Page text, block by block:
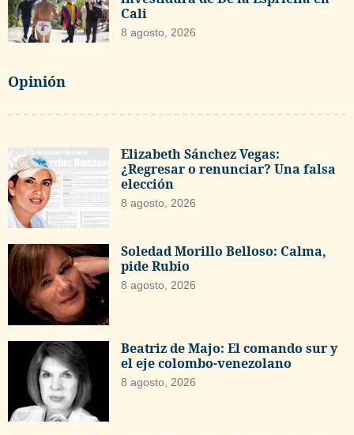
Cali
8 agosto, 2026
Opinión
Elizabeth Sánchez Vegas:
¿Regresar o renunciar? Una falsa
elección
8 agosto, 2026
Soledad Morillo Belloso: Calma,
pide Rubio
8 agosto, 2026
Beatriz de Majo: El comando sur y
el eje colombo-venezolano
8 agosto, 2026